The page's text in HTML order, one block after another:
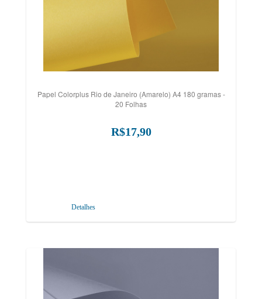
Papel Colorplus Rio de Janeiro (Amarelo) A4 180 gramas -
20 Folhas
R$17,90
Detalhes